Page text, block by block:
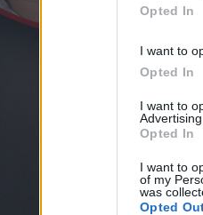
Opted In
I want to
Opted In
I want to
Advertising.
Opted In
I want to
of my
was
Opted